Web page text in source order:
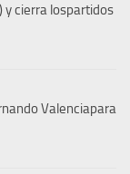
y cierra lospartidos
Valenciapara